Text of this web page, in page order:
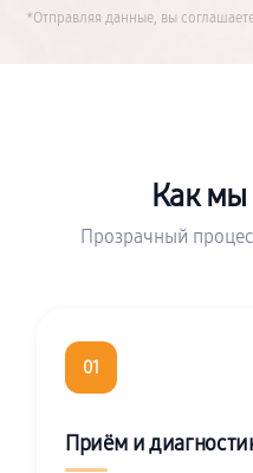
*Отправляя данные, вы
Как мы
Прозрачный
01
Приём и